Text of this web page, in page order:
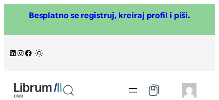
sadržaj
Besplatno se registruj, kreiraj profil i piši.
LinkedIn
Instagram
Facebook